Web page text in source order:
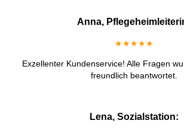
Anna,
★★★★★
Exzellenter Kundenservice! Alle Fragen
freundlich beantwortet.
Lena, Sozialstation: